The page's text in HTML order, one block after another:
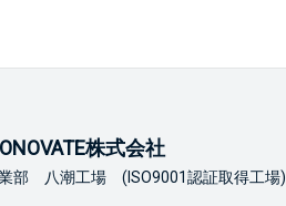
株式会社
部 八潮工場 (ISO9001認証取得工場)